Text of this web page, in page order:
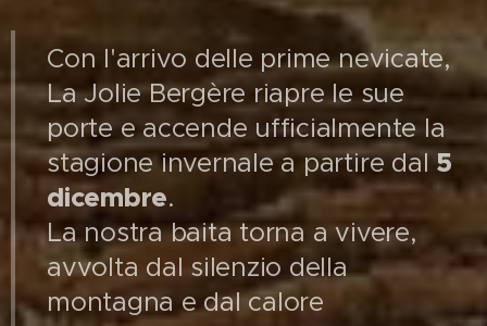
Con l'arrivo delle prime nevicate,
La Jolie Bergère riapre le sue
porte e accende ufficialmente la
stagione invernale a partire dal5
dicembre.
La nostra baita torna a vivere,
avvolta dal silenzio della
montagna e dal calore